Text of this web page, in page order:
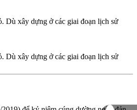
Dù xây dựng ở các giai đoạn lịch sử
Dù xây dựng ở các giai đoạn lịch sử